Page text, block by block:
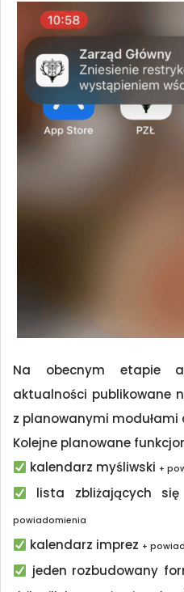
Na obecnym etapie
aktualności publikowane
z planowanymi modułami
Kolejne planowane
kalendarz myśliwski +
lista zbliżających się
powiadomienia
kalendarz imprez +
jeden rozbudowany